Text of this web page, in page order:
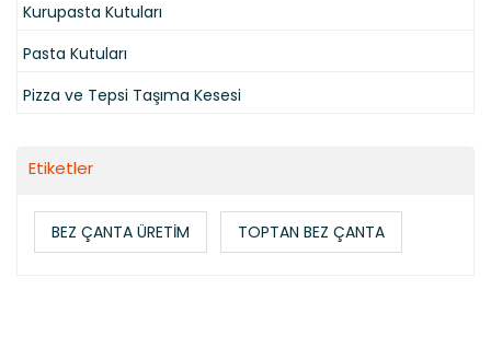
Kurupasta Kutuları
Pasta Kutuları
Pizza ve Tepsi Taşıma Kesesi
Etiketler
BEZ ÇANTA ÜRETİM TOPTAN BEZ ÇANTA